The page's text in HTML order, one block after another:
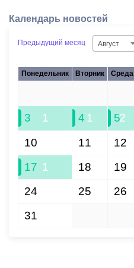
Календарь новостей
Предыдущий месяц Август
Понедельник Вторник Среда
3 1 4 1 52
10 11 12
17 1 18 19
24 25 26
31